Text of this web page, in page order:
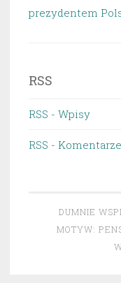
prezydentem
RSS
RSS - Wpisy
RSS - Komentarze
DUMNIE
MOTYW: